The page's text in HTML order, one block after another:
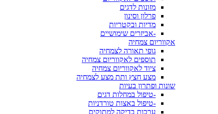
מזונות לדגים
פרלון וסינון
מדיות ובקטריות
-אביזרים שימושיים
אקווריום צמחיה
גופי תאורה לצמחיה
תוספים לאקווריום צמחיה
ציוד לאקווריום צמחיה
מצע חצץ ותת מצע לצמחיה
שונות ופתרון בעיות
-טיפול במחלות דגים
-טיפול באצות טורדניות
ערכות בדיקה למתוקים